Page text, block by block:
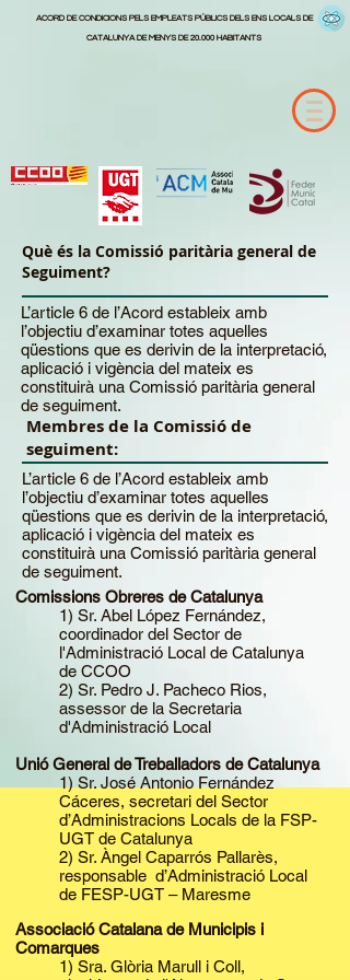
ACORD DE CONDICIONS PELS EMPLEATS PÚBLICS DELS ENS LOCALS DE
CATALUNYA DE MENYS DE 20.000 HABITANTS
Què és la Comissió paritària general de
Seguiment?
L’article 6 de l’Acord estableix amb
l’objectiu d’examinar totes aquelles
qüestions que es derivin de la interpretació,
aplicació i vigència del mateix es
constituirà una Comissió paritària general
de seguiment.
Membres de la Comissió de
seguiment:
L’article 6 de l’Acord estableix amb
l’objectiu d’examinar totes aquelles
qüestions que es derivin de la interpretació,
aplicació i vigència del mateix es
constituirà una Comissió paritària general
de seguiment.
Comissions Obreres de Catalunya
1) Sr. Abel López Fernández,
coordinador del Sector de
l'Administració Local de Catalunya
de CCOO
2) Sr. Pedro J. Pacheco Rios,
assessor de la Secretaria
d'Administració Local
Unió General de Treballadors de Catalunya
1) Sr. José Antonio Fernández
Cáceres, secretari del Sector
d’Administracions Locals de la FSP-
UGT de Catalunya
2) Sr. Àngel Caparrós Pallarès,
responsable d’Administració Local
de FESP-UGT – Maresme
Associació Catalana de Municipis i
Comarques
1) Sra. Glòria Marull i Coll,